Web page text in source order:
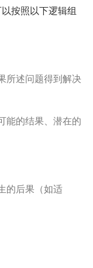
按照以下逻辑组
所述问题得到解决
能的结果、潜在的
的后果（如适